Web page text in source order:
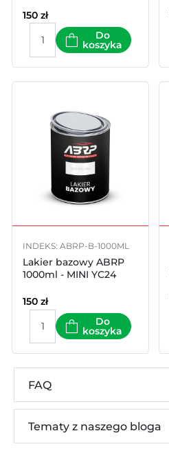
150 zł
Do
koszyka
INDEKS: ABRP-B-1000ML
Lakier bazowy ABRP
1000ml - MINI YC24
150 zł
Do
koszyka
FAQ
Tematy z naszego bloga